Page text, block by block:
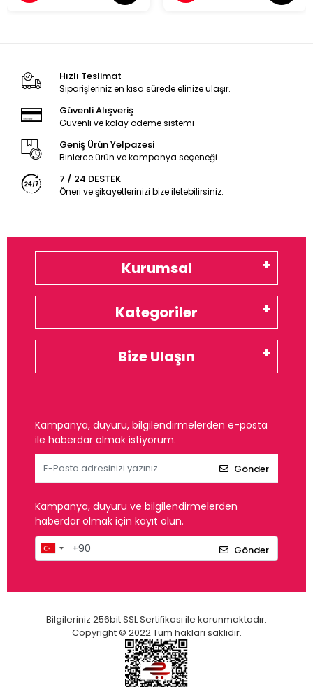
Hızlı Teslimat
Siparişleriniz en kısa sürede elinize ulaşır.
Güvenli Alışveriş
Güvenli ve kolay ödeme sistemi
Geniş Ürün Yelpazesi
Binlerce ürün ve kampanya seçeneği
7 / 24 DESTEK
Öneri ve şikayetlerinizi bize iletebilirsiniz.
Kurumsal
Kategoriler
Bize Ulaşın
Kampanya, duyuru, bilgilendirmelerden e-posta
ile haberdar olmak istiyorum.
Gönder
Kampanya, duyuru ve bilgilendirmelerden
haberdar olmak için kayıt olun.
Gönder
Bilgileriniz 256bit SSL Sertifikası ile korunmaktadır.
Copyright © 2022 Tüm hakları saklıdır.